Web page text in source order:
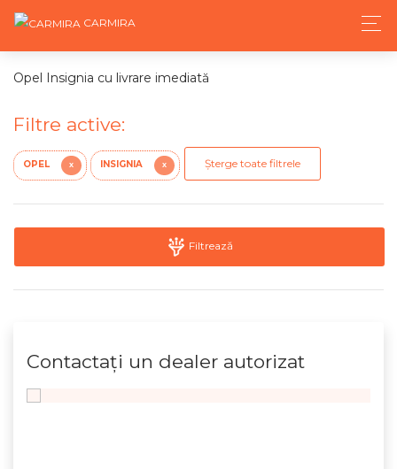
CARMIRA
Opel Insignia cu livrare imediată
Filtre active:
OPEL X INSIGNIA X Șterge toate filtrele
Filtrează
Contactaţi un dealer autorizat